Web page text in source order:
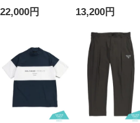
PUBLIC Kolepa
トラウザーパンツ
ムクラブ刺繍総柄
Embroidered
Twill Pants L-LL
メンズ ゴルフ ボ
トムス ストレッチ
ハワイ 機能性 大
きいサイズ メンズ
22,000円
ングパンツ 大きい
サイズ メンズ
13,200円